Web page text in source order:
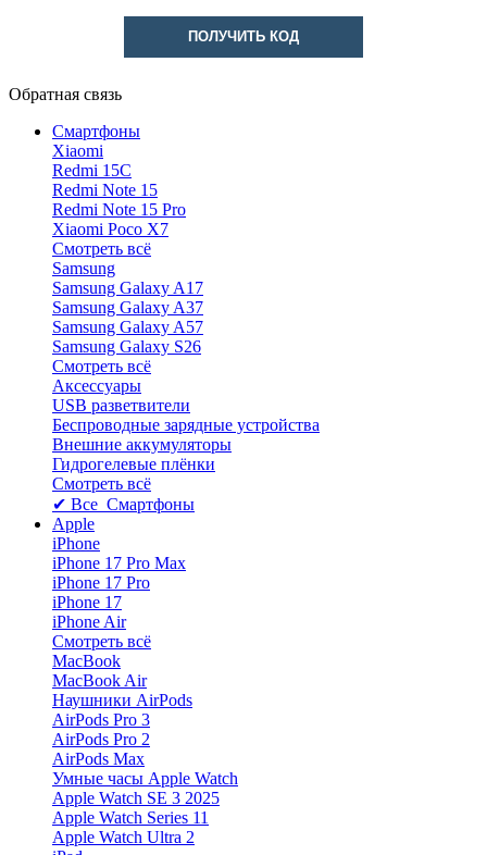
ПОЛУЧИТЬ КОД
Обратная связь
Смартфоны
Xiaomi
Redmi 15C
Redmi Note 15
Redmi Note 15 Pro
Xiaomi Poco X7
Смотреть всё
Samsung
Samsung Galaxy A17
Samsung Galaxy A37
Samsung Galaxy A57
Samsung Galaxy S26
Смотреть всё
Аксессуары
USB разветвители
Беспроводные зарядные устройства
Внешние аккумуляторы
Гидрогелевые плёнки
Смотреть всё
✔ Все Смартфоны
Apple
iPhone
iPhone 17 Pro Max
iPhone 17 Pro
iPhone 17
iPhone Air
Смотреть всё
MacBook
MacBook Air
Наушники AirPods
AirPods Pro 3
AirPods Pro 2
AirPods Max
Умные часы Apple Watch
Apple Watch SE 3 2025
Apple Watch Series 11
Apple Watch Ultra 2